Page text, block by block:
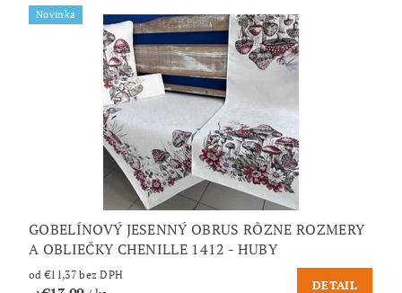
Novinka
GOBELÍNOVÝ JESENNÝ OBRUS RÔZNE ROZMERY
A OBLIEČKY CHENILLE 1412 - HUBY
od €11,37 bez DPH
DETAIL